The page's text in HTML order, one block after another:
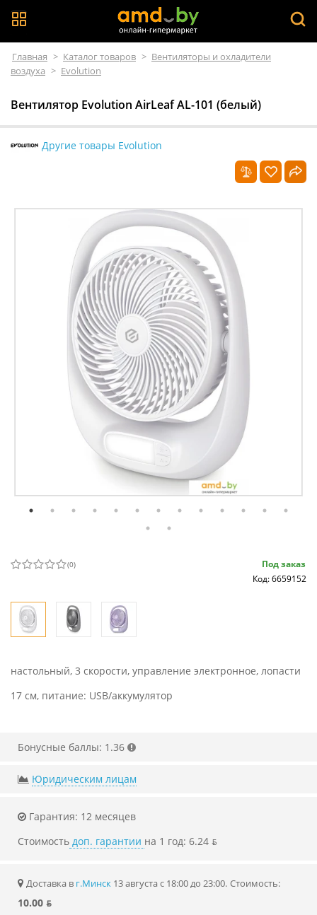
Главная > Каталог товаров > Вентиляторы и охладители
воздуха > Evolution
Вентилятор Evolution AirLeaf AL-101 (белый)
Другие товары Evolution
(0)
Под заказ
Код: 6659152
настольный, 3 скорости, управление электронное, лопасти
17 см, питание: USB/аккумулятор
Бонусные баллы: 1.36
Юридическим лицам
Гарантия: 12 месяцев
Стоимость доп. гарантии на 1 год: 6.24 ƃ
Доставка в г.Минск 13 августа с 18:00 до 23:00. Стоимость:
10.00 ƃ